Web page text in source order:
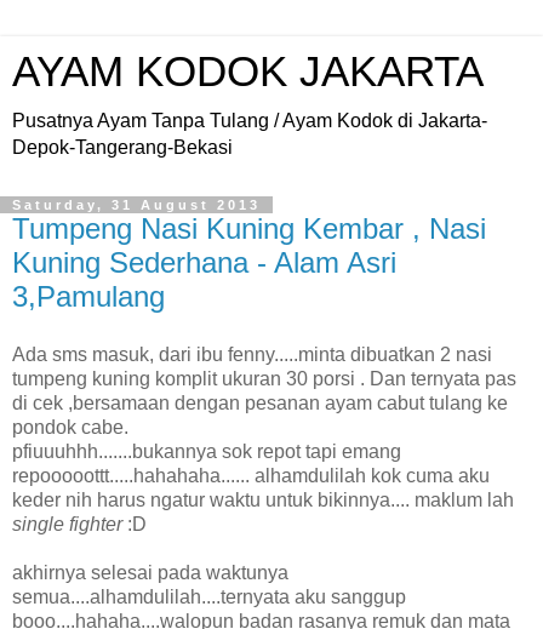
AYAM KODOK JAKARTA
Pusatnya Ayam Tanpa Tulang / Ayam Kodok di Jakarta-
Depok-Tangerang-Bekasi
Saturday, 31 August 2013
Tumpeng Nasi Kuning Kembar , Nasi
Kuning Sederhana - Alam Asri
3,Pamulang
Ada sms masuk, dari ibu fenny.....minta dibuatkan 2 nasi
tumpeng kuning komplit ukuran 30 porsi . Dan ternyata pas
di cek ,bersamaan dengan pesanan ayam cabut tulang ke
pondok cabe.
pfiuuuhhh.......bukannya sok repot tapi emang
repooooottt.....hahahaha...... alhamdulilah kok cuma aku
keder nih harus ngatur waktu untuk bikinnya.... maklum lah
single fighter:D
akhirnya selesai pada waktunya
semua....alhamdulilah....ternyata aku sanggup
booo....hahaha....walopun badan rasanya remuk dan mata